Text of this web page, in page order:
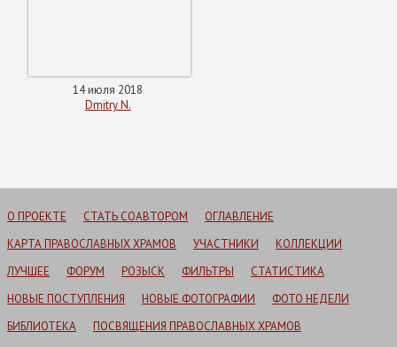
14 июля 2018
Dmitry N.
О ПРОЕКТЕ СТАТЬ СОАВТОРОМ
ОГЛАВЛЕНИЕ
КАРТА ПРАВОСЛАВНЫХ ХРАМОВ
УЧАСТНИКИ
КОЛЛЕКЦИИ
ЛУЧШЕЕ
ФОРУМ РОЗЫСК ФИЛЬТРЫ
СТАТИСТИКА
НОВЫЕ ПОСТУПЛЕНИЯ
НОВЫЕ ФОТОГРАФИИ
ФОТО НЕДЕЛИ
БИБЛИОТЕКА
ПОСВЯЩЕНИЯ ПРАВОСЛАВНЫХ ХРАМОВ